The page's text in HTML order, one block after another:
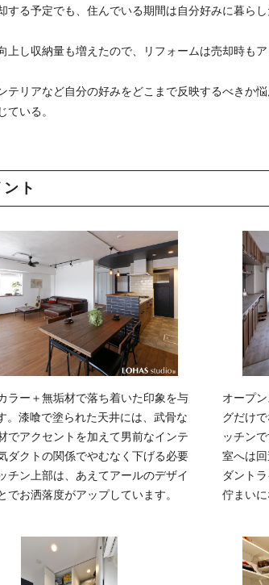
する予定でも、住んでいる期間は自分好みに暮ら
上し収納量も増えたので、リフォームは売却時も
テリアなど自分の好みをどこまで反映するべきか
ている。
ト
ラー＋無垢材で落ち着いた印象を与
。漆喰で塗られた天井には、武骨な
でアクセントを加えて男前なインテ
ダクトの関係でやむなく下げる必要
チン上部は、あえてアールのデザイ
でお洒落度がアップしています。
オープ
グだけ
ッチン
室へは
ダント
佇まいに